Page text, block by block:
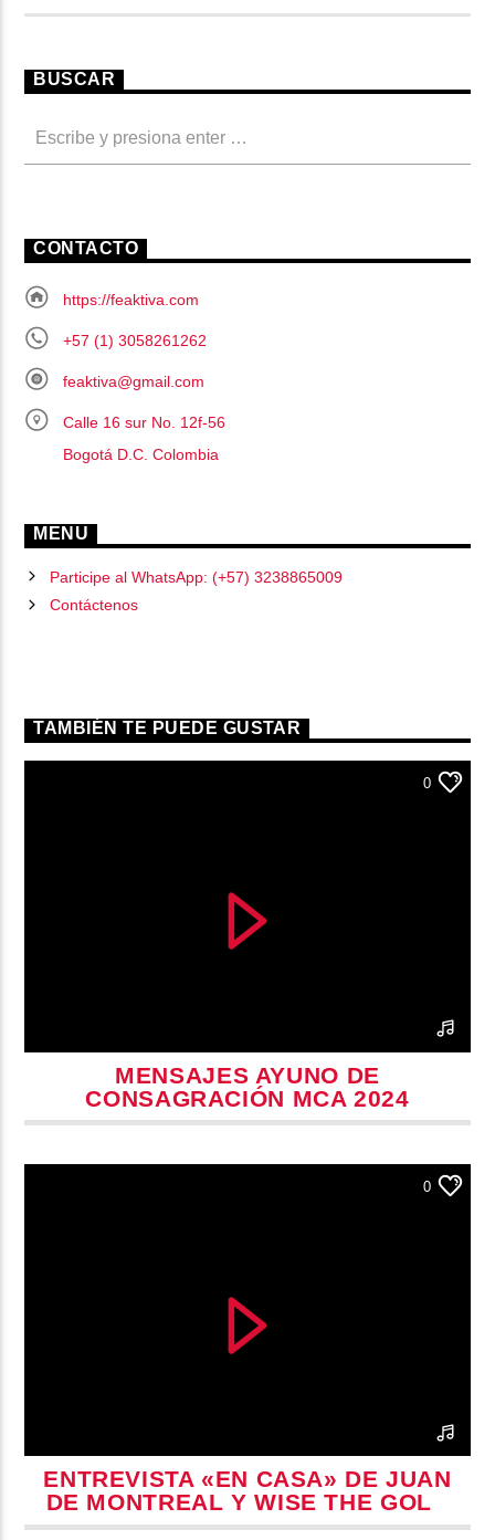
BUSCAR
CONTACTO
https://feaktiva.com
+57 (1) 3058261262
feaktiva@gmail.com
Calle 16 sur No. 12f-56
Bogotá D.C. Colombia
MENU
Participe al WhatsApp: (+57) 3238865009
Contáctenos
TAMBIÉN TE PUEDE GUSTAR
0
MENSAJES AYUNO DE
CONSAGRACIÓN MCA 2024
0
ENTREVISTA «EN CASA» DE JUAN
DE MONTREAL Y WISE THE GOLD
PEN